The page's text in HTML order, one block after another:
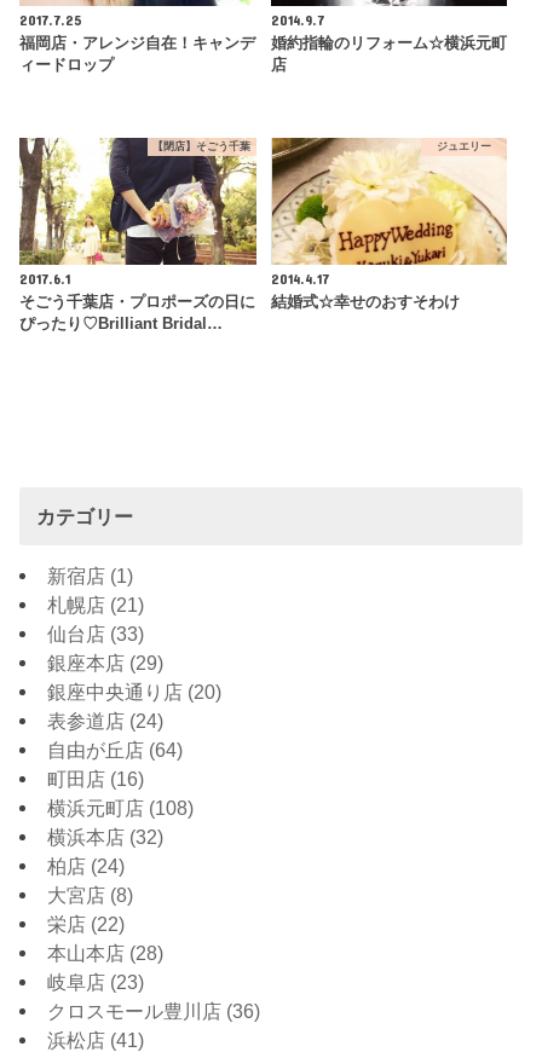
2017.7.25
福岡店・アレンジ自在！キャンデ
ィードロップ
2014.9.7
婚約指輪のリフォーム☆横浜元町
店
【閉店】そごう千葉
2017.6.1
そごう千葉店・プロポーズの日に
ぴったり♡Brilliant Bridal…
ジュエリー
2014.4.17
結婚式☆幸せのおすそわけ
カテゴリー
新宿店 (1)
札幌店 (21)
仙台店 (33)
銀座本店 (29)
銀座中央通り店 (20)
表参道店 (24)
自由が丘店 (64)
町田店 (16)
横浜元町店 (108)
横浜本店 (32)
柏店 (24)
大宮店 (8)
栄店 (22)
本山本店 (28)
岐阜店 (23)
クロスモール豊川店 (36)
浜松店 (41)